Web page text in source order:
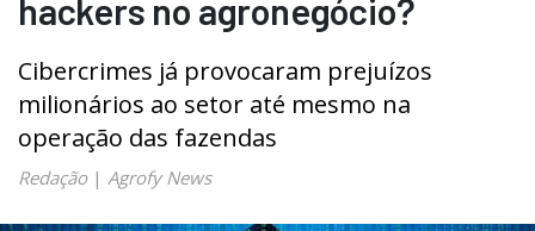
hackers no agronegócio?
Cibercrimes já provocaram prejuízos
milionários ao setor até mesmo na
operação das fazendas
Redação| Agrofy News